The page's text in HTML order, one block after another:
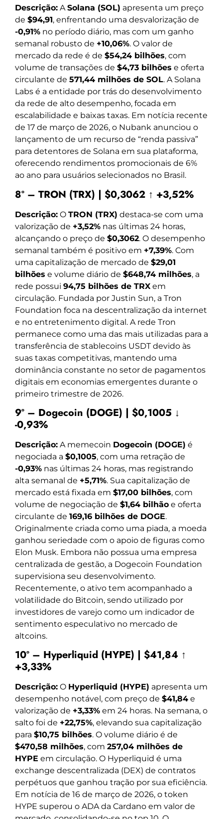
Descrição: ASolana (SOL) apresenta um preço
de $94,91, enfrentando uma desvalorização de
-0,91% no período diário, mas com um ganho
semanal robusto de +10,06%. O valor de
mercado da rede é de $54,24 bilhões, com
volume de transações de $4,73 bilhões e oferta
circulante de 571,44 milhões de SOL. A Solana
Labs é a entidade por trás do desenvolvimento
da rede de alto desempenho, focada em
escalabilidade e baixas taxas. Em notícia recente
de 17 de março de 2026, o Nubank anunciou o
lançamento de um recurso de “renda passiva”
para detentores de Solana em sua plataforma,
oferecendo rendimentos promocionais de 6%
ao ano para usuários selecionados no Brasil.
8º – TRON (TRX) | $0,3062 ↑ +3,52%
Descrição: O TRON (TRX) destaca-se com uma
valorização de +3,52% nas últimas 24 horas,
alcançando o preço de $0,3062. O desempenho
semanal também é positivo em +7,39%. Com
uma capitalização de mercado de $29,01
bilhões e volume diário de $648,74 milhões, a
rede possui 94,75 bilhões de TRX em
circulação. Fundada por Justin Sun, a Tron
Foundation foca na descentralização da internet
e no entretenimento digital. A rede Tron
permanece como uma das mais utilizadas para a
transferência de stablecoins USDT devido às
suas taxas competitivas, mantendo uma
dominância constante no setor de pagamentos
digitais em economias emergentes durante o
primeiro trimestre de 2026.
9º – Dogecoin (DOGE) | $0,1005 ↓
-0,93%
Descrição: A memecoin Dogecoin (DOGE) é
negociada a $0,1005, com uma retração de
-0,93% nas últimas 24 horas, mas registrando
alta semanal de +5,71%. Sua capitalização de
mercado está fixada em $17,00 bilhões, com
volume de negociação de $1,64 bilhão e oferta
circulante de 169,16 bilhões de DOGE.
Originalmente criada como uma piada, a moeda
ganhou seriedade com o apoio de figuras como
Elon Musk. Embora não possua uma empresa
centralizada de gestão, a Dogecoin Foundation
supervisiona seu desenvolvimento.
Recentemente, o ativo tem acompanhado a
volatilidade do Bitcoin, sendo utilizado por
investidores de varejo como um indicador de
sentimento especulativo no mercado de
altcoins.
10º – Hyperliquid (HYPE) | $41,84 ↑
+3,33%
Descrição: O Hyperliquid (HYPE) apresenta um
desempenho notável, com preço de $41,84 e
valorização de +3,33% em 24 horas. Na semana, o
salto foi de +22,75%, elevando sua capitalização
para $10,75 bilhões. O volume diário é de
$470,58 milhões, com 257,04 milhões de
HYPE em circulação. O Hyperliquid é uma
exchange descentralizada (DEX) de contratos
perpétuos que ganhou tração por sua eficiência.
Em notícia de 16 de março de 2026, o token
HYPE superou o ADA da Cardano em valor de